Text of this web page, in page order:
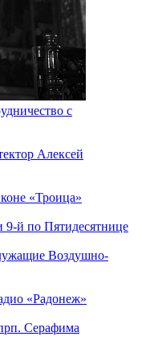
с
Алексей
«Троица»
й по Пятидесятнице
Воздушно-
«Радонеж»
Серафима